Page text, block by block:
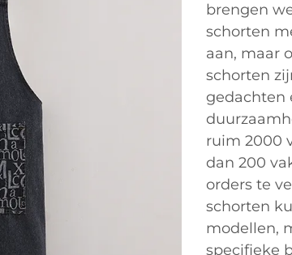
brengen
schorten
aan, maar
schorten
gedachten
ruim 2000
dan 200
orders te
schorten
modellen,
specifieke